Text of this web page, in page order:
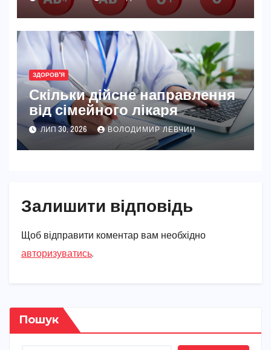
ЗДОРОВ'Я
Скільки дійсне направлення
від сімейного лікаря
ЛИП 30, 2026 ВОЛОДИМИР ЛЕВЧИН
Залишити відповідь
Щоб відправити коментар вам необхідно
авторизуватись.
Пошук